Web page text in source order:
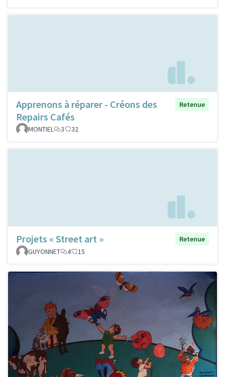
Apprenons à réparer - Créons des
Repairs Cafés
Retenue
MONTIEL 3 32
Projets « Street art »
Retenue
GUYONNET
4 15